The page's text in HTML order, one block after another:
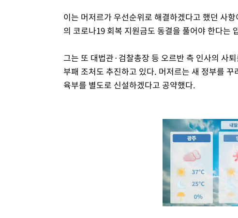
이는 머저르가 우선순위로 해결하겠다고 했던 사
의 코로나19 회복 지원금도 동결을 풀어야 한다는
그는 또 대법관·검찰총장 등 오르반 측 인사의 사
부패 조처도 추진하고 있다. 머저르는 새 정부를
육부를 별도로 신설하겠다고 공약했다.